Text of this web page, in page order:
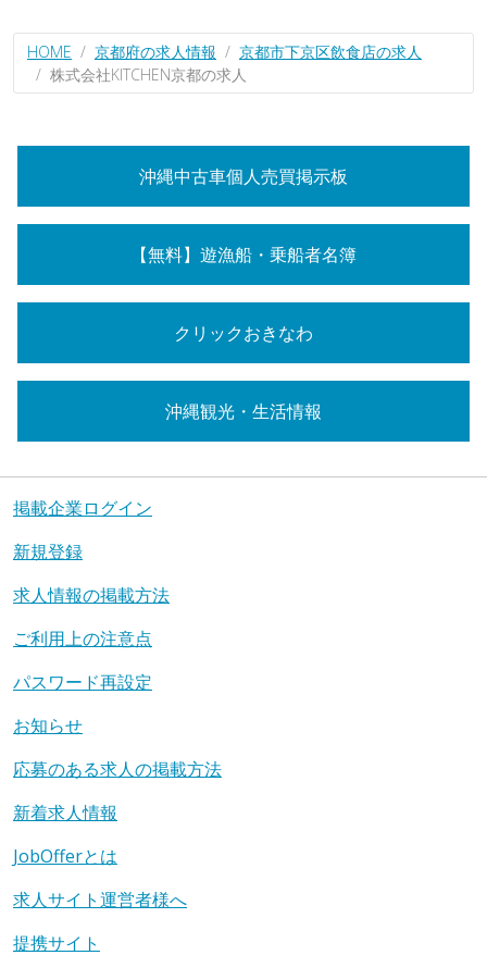
HOME 京都府の求人情報
京都市下京区飲食店の求人
株式会社KITCHEN京都の求人
沖縄中古車個人売買掲示板
【無料】遊漁船・乗船者名簿
クリックおきなわ
沖縄観光・生活情報
掲載企業ログイン
新規登録
求人情報の掲載方法
ご利用上の注意点
パスワード再設定
お知らせ
応募のある求人の掲載方法
新着求人情報
JobOfferとは
求人サイト運営者様へ
提携サイト